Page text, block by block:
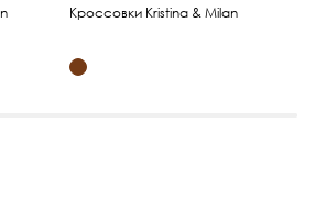
Кроссовки Kristina & Milan